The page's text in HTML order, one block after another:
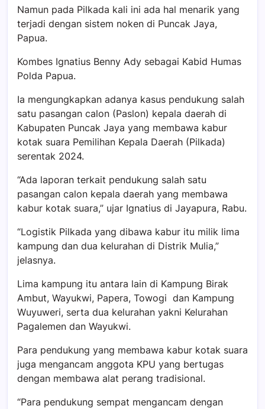
Namun pada Pilkada kali ini ada hal menarik yang
terjadi dengan sistem noken di Puncak Jaya,
Papua.
Kombes Ignatius Benny Ady sebagai Kabid Humas
Polda Papua.
Ia mengungkapkan adanya kasus pendukung salah
satu pasangan calon (Paslon) kepala daerah di
Kabupaten Puncak Jaya yang membawa kabur
kotak suara Pemilihan Kepala Daerah (Pilkada)
serentak 2024.
“Ada laporan terkait pendukung salah satu
pasangan calon kepala daerah yang membawa
kabur kotak suara,” ujar Ignatius di Jayapura, Rabu.
“Logistik Pilkada yang dibawa kabur itu milik lima
kampung dan dua kelurahan di Distrik Mulia,”
jelasnya.
Lima kampung itu antara lain di Kampung Birak
Ambut, Wayukwi, Papera, Towogi dan Kampung
Wuyuweri, serta dua kelurahan yakni Kelurahan
Pagalemen dan Wayukwi.
Para pendukung yang membawa kabur kotak suara
juga mengancam anggota KPU yang bertugas
dengan membawa alat perang tradisional.
“Para pendukung sempat mengancam dengan